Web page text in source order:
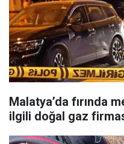
Malatya’da fırında
ilgili doğal gaz